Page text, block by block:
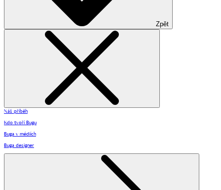
Zpět
Náš příběh
Kdo tvoří Bugu
Buga v médiích
Buga designer